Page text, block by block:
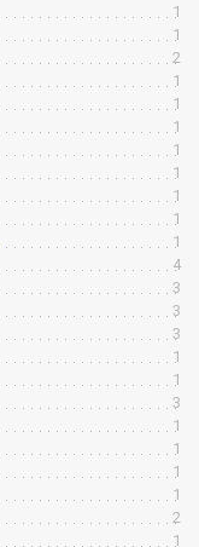
1
1
2
1
1
1
1
1
1
1
1
4
3
3
3
1
1
3
1
1
1
1
2
1